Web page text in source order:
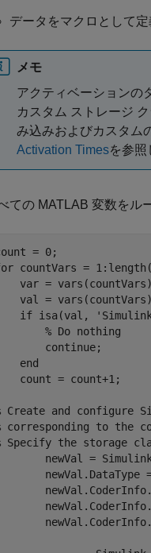
データをマクロとして
メモ
アクティベーションの
カスタム ストレージ
み込みおよびカスタム
Activation Timesを参照
ての MATLAB 変数をル
countVars =
var =
val =
if isa(val,
% Do nothing
continue;
end
count = count+1;
Create and configure
corresponding to the
Specify the storage
newVal.DataType